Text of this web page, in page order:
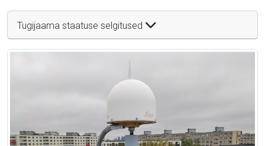
Tugijaama staatuse selgitused